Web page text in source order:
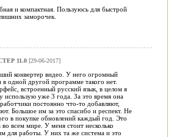
и компактная. Пользуюсь для быстрой
заморочек.
11.0[29-06-2017]
конвертер видео. У него огромный
одной другой программе такого нет.
встроенный русский язык, в целом я
использую уже 3 года. За это время она
постоянно что-то добавляют,
Большое им за это спасибо и респект. Не
в покупке обновлений каждый год. Это
во всем мире. У меня стоит несколько
для работы. У них та же система и это